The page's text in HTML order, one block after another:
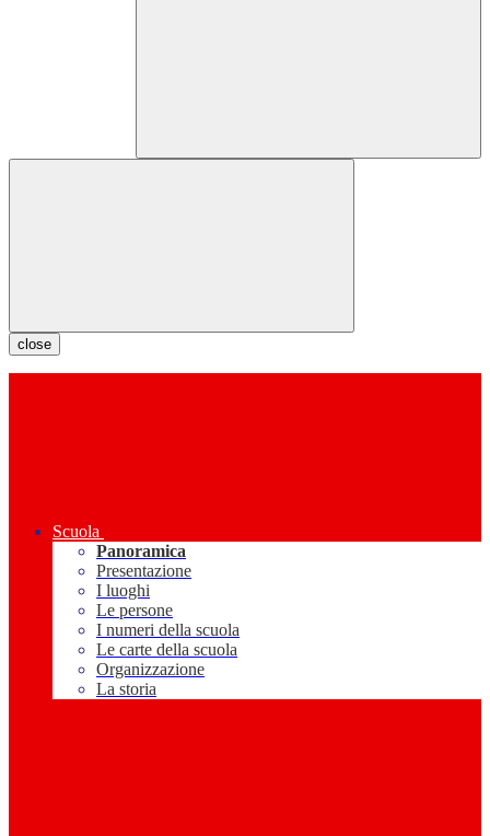
close
Scuola
Panoramica
Presentazione
I luoghi
Le persone
I numeri della scuola
Le carte della scuola
Organizzazione
La storia